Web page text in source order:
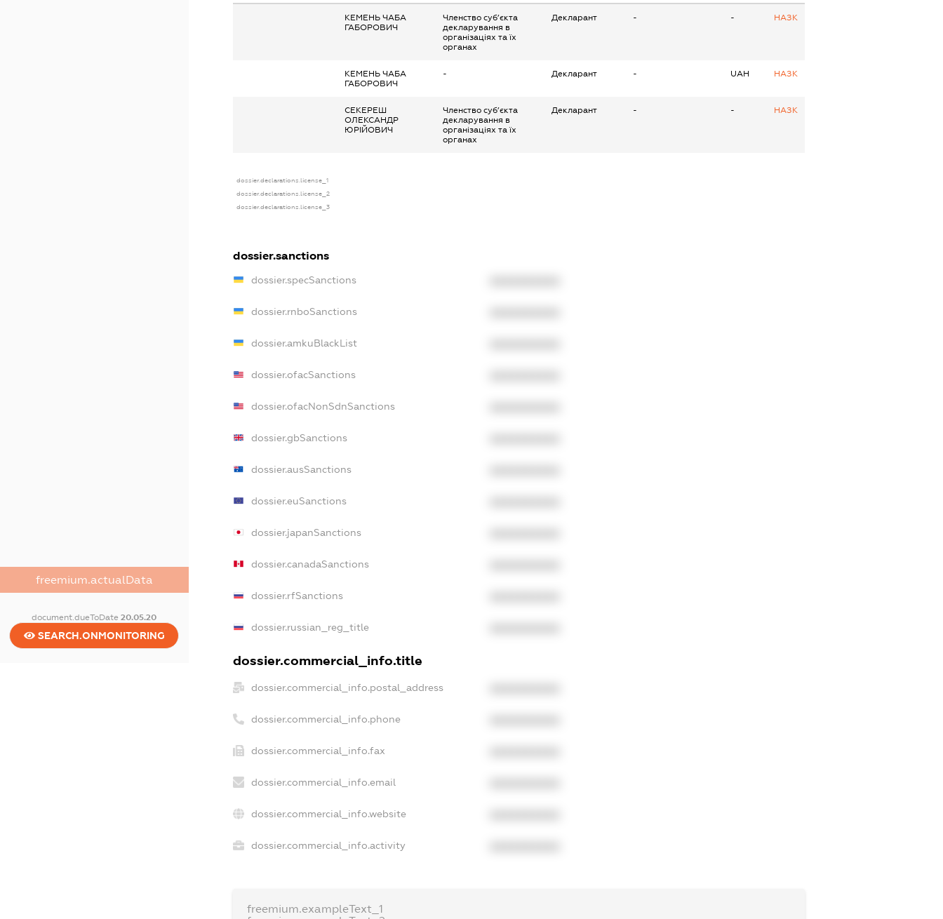
freemium.actualData
document.dueToDate20.05.20
SEARCH.ONMONITORING
КЕМЕНЬ ЧАБА
ГАБОРОВИЧ
Членство суб’єкта
декларування в
організаціях та їх
органах
Декларант - - НАЗК
КЕМЕНЬ ЧАБА
ГАБОРОВИЧ
- Декларант - UAH НАЗК
СЕКЕРЕШ
ОЛЕКСАНДР
ЮРІЙОВИЧ
Членство суб’єкта
декларування в
організаціях та їх
органах
Декларант - - НАЗК
dossier.declarations.license_1
dossier.declarations.license_2
dossier.declarations.license_3
dossier.sanctions
dossier.specSanctions
dossier.rnboSanctions
dossier.amkuBlackList
dossier.ofacSanctions
dossier.ofacNonSdnSanctions
dossier.gbSanctions
dossier.ausSanctions
dossier.euSanctions
dossier.japanSanctions
dossier.canadaSanctions
dossier.rfSanctions
dossier.russian_reg_title
dossier.commercial_info.title
dossier.commercial_info.postal_address
dossier.commercial_info.phone
dossier.commercial_info.fax
dossier.commercial_info.email
dossier.commercial_info.website
dossier.commercial_info.activity
freemium.exampleText_1